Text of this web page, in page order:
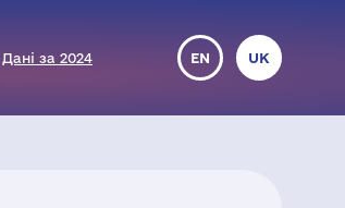
Дані за 2024 EN UK